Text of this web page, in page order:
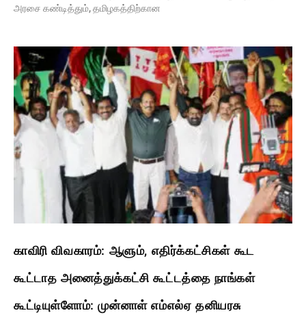
அரசை கண்டித்தும், தமிழகத்திற்கான
காவிரி விவகாரம்: ஆளும், எதிர்க்கட்சிகள் கூட
கூட்டாத அனைத்துக்கட்சி கூட்டத்தை நாங்கள்
கூட்டியுள்ளோம்: முன்னாள் எம்எல்ஏ தனியரசு